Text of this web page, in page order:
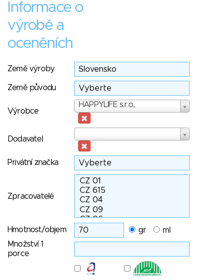
Informace o
výrobě a
oceněních
Země výroby
Země původu
Výrobce
HAPPYLIFE s.r.o.,
Výrobce
Dodavatel
Privátní značka
Zpracovatelé
Hmotnost/objem gr
ml
Množství 1
porce